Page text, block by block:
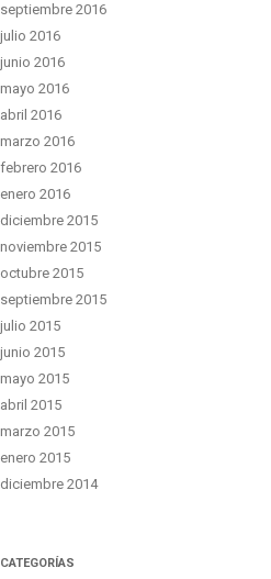
septiembre 2016
julio 2016
junio 2016
mayo 2016
abril 2016
marzo 2016
febrero 2016
enero 2016
diciembre 2015
noviembre 2015
octubre 2015
septiembre 2015
julio 2015
junio 2015
mayo 2015
abril 2015
marzo 2015
enero 2015
diciembre 2014
CATEGORÍAS